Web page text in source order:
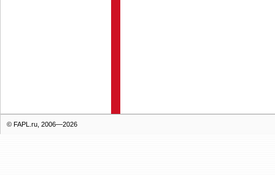
© FAPL.ru, 2006—2026